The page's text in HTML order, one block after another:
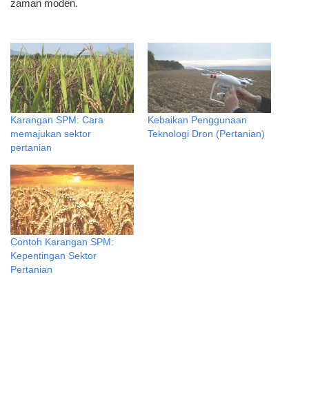
zaman moden.
Karangan SPM: Cara
memajukan sektor
pertanian
Kebaikan Penggunaan
Teknologi Dron (Pertanian)
Contoh Karangan SPM:
Kepentingan Sektor
Pertanian